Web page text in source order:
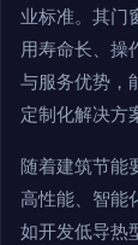
业标准。其门
用寿命长、操
与服务优势，
定制化解决方
随着建筑节能
高性能、智能
如开发低导热